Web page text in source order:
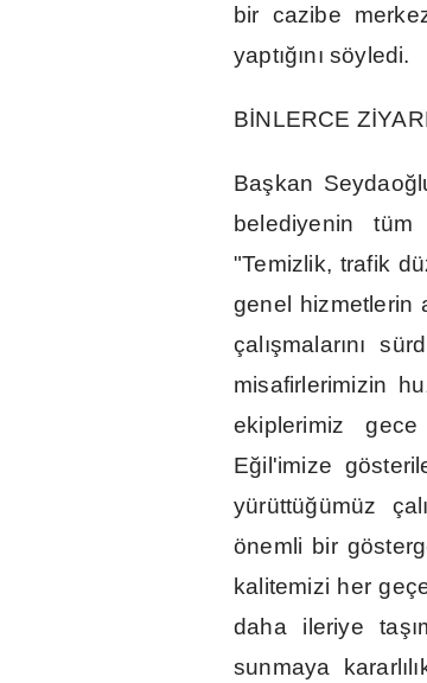
bir cazibe
yaptığını söyledi.
BİNLERCE Zİ
Baş kan Seydaoğ
belediyenin
"Temizlik, trafik
genel hizmetlerin
çal ışmalarını
misafirlerimizin
ekiplerimiz
Eğil'imize
yürüttüğümüz çal
önemli bir
kalitemizi her
daha ileriye taşı
sunmaya kararl ı ı